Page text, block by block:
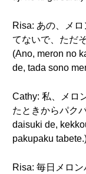
Risa: あの、メ
てないで、ただ
(Ano, meron no
de, tada sono
Cathy: 私、メロ
たときからパク
daisuki de,
pakupaku
Risa: 毎日メロ